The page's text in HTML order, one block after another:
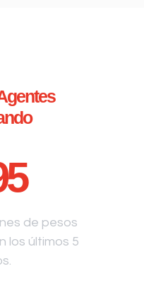
de pesos
los últimos 5